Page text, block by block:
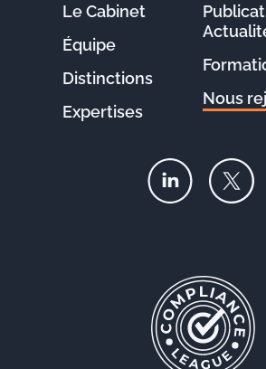
Le Cabinet
Équipe
Distinctions
Expertises
Nous